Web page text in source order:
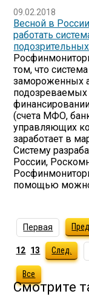
09.02.2018
Весной в
работать
том, что
замороженных
подозреваемых
(счета МФО,
управляющих
заработает в
Систему
России,
помощью
Первая
12 13 След.
Все
Смотрите